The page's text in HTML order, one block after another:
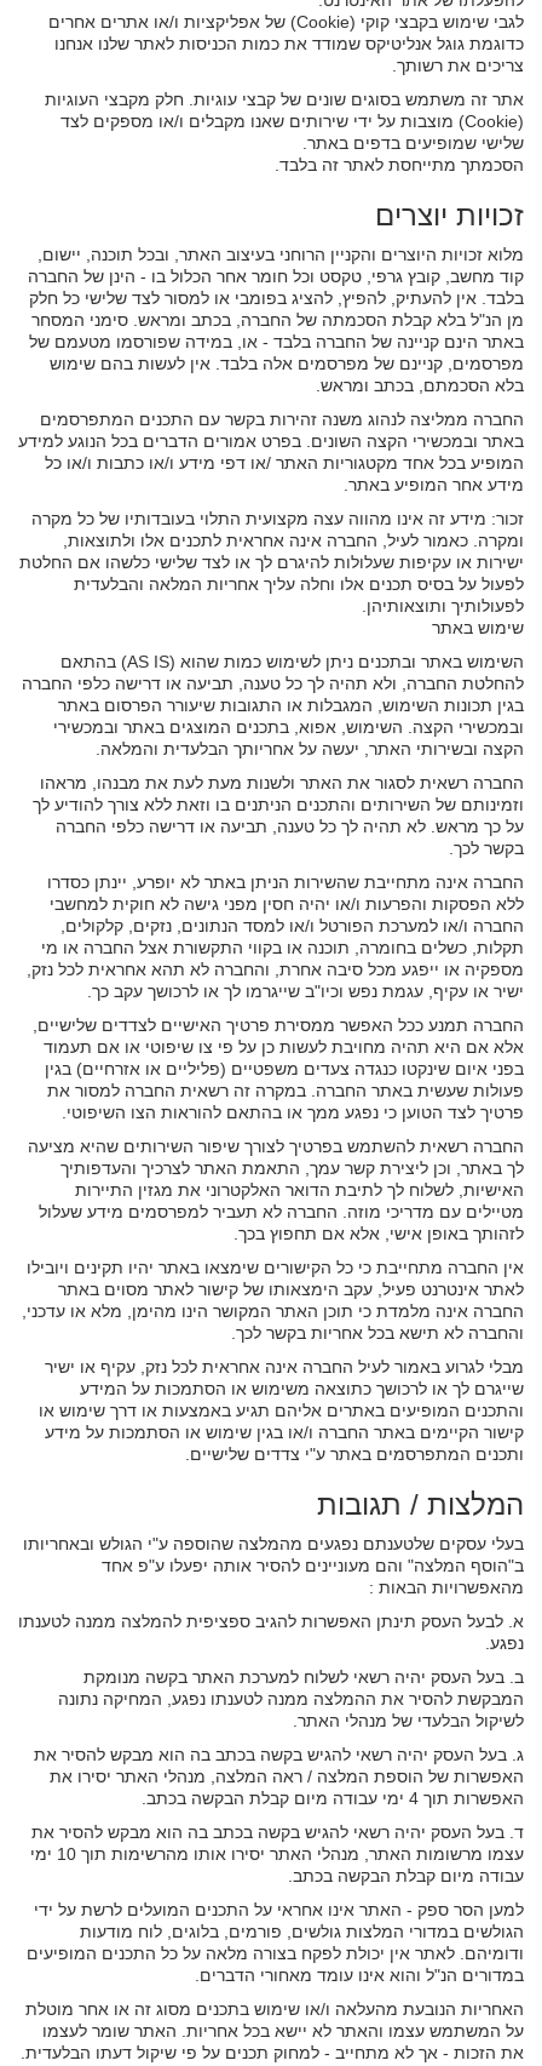
לגבי שימוש בקבצי קוקי (Cookie) של אפליקציות ו/או אתרים אחרים
כדוגמת גוגל אנליטיקס שמודד את כמות הכניסות לאתר שלנו אנחנו
צריכים את רשותך.
אתר זה משתמש בסוגים שונים של קבצי עוגיות. חלק מקבצי העוגיות
(Cookie) מוצבות על ידי שירותים שאנו מקבלים ו/או מספקים לצד
שלישי שמופיעים בדפים באתר.
הסכמתך מתייחסת לאתר זה בלבד.
זכויות יוצרים
מלוא זכויות היוצרים והקניין הרוחני בעיצוב האתר, ובכל תוכנה, יישום,
קוד מחשב, קובץ גרפי, טקסט וכל חומר אחר הכלול בו - הינן של החברה
בלבד. אין להעתיק, להפיץ, להציג בפומבי או למסור לצד שלישי כל חלק
מן הנ"ל בלא קבלת הסכמתה של החברה, בכתב ומראש. סימני המסחר
באתר הינם קניינה של החברה בלבד - או, במידה שפורסמו מטעמם של
מפרסמים, קניינם של מפרסמים אלה בלבד. אין לעשות בהם שימוש
בלא הסכמתם, בכתב ומראש.
החברה ממליצה לנהוג משנה זהירות בקשר עם התכנים המתפרסמים
באתר ובמכשירי הקצה השונים. בפרט אמורים הדברים בכל הנוגע למידע
המופיע בכל אחד מקטגוריות האתר /או דפי מידע ו/או כתבות ו/או כל
מידע אחר המופיע באתר.
זכור: מידע זה אינו מהווה עצה מקצועית התלוי בעובדותיו של כל מקרה
ומקרה. כאמור לעיל, החברה אינה אחראית לתכנים אלו ולתוצאות,
ישירות או עקיפות שעלולות להיגרם לך או לצד שלישי כלשהו אם החלטת
לפעול על בסיס תכנים אלו וחלה עליך אחריות המלאה והבלעדית
לפעולותיך ותוצאותיהן.
שימוש באתר
השימוש באתר ובתכנים ניתן לשימוש כמות שהוא (AS IS) בהתאם
להחלטת החברה, ולא תהיה לך כל טענה, תביעה או דרישה כלפי החברה
בגין תכונות השימוש, המגבלות או התגובות שיעורר הפרסום באתר
ובמכשירי הקצה. השימוש, אפוא, בתכנים המוצגים באתר ובמכשירי
הקצה ובשירותי האתר, יעשה על אחריותך הבלעדית והמלאה.
החברה רשאית לסגור את האתר ולשנות מעת לעת את מבנהו, מראהו
וזמינותם של השירותים והתכנים הניתנים בו וזאת ללא צורך להודיע לך
על כך מראש. לא תהיה לך כל טענה, תביעה או דרישה כלפי החברה
בקשר לכך.
החברה אינה מתחייבת שהשירות הניתן באתר לא יופרע, יינתן כסדרו
ללא הפסקות והפרעות ו/או יהיה חסין מפני גישה לא חוקית למחשבי
החברה ו/או למערכת הפורטל ו/או למסד הנתונים, נזקים, קלקולים,
תקלות, כשלים בחומרה, תוכנה או בקווי התקשורת אצל החברה או מי
מספקיה או ייפגע מכל סיבה אחרת, והחברה לא תהא אחראית לכל נזק,
ישיר או עקיף, עגמת נפש וכיו"ב שייגרמו לך או לרכושך עקב כך.
החברה תמנע ככל האפשר ממסירת פרטיך האישיים לצדדים שלישיים,
אלא אם היא תהיה מחויבת לעשות כן על פי צו שיפוטי או אם תעמוד
בפני איום שינקטו כנגדה צעדים משפטיים (פליליים או אזרחיים) בגין
פעולות שעשית באתר החברה. במקרה זה רשאית החברה למסור את
פרטיך לצד הטוען כי נפגע ממך או בהתאם להוראות הצו השיפוטי.
החברה רשאית להשתמש בפרטיך לצורך שיפור השירותים שהיא מציעה
לך באתר, וכן ליצירת קשר עמך, התאמת האתר לצרכיך והעדפותיך
האישיות, לשלוח לך לתיבת הדואר האלקטרוני את מגזין התיירות
מטיילים עם מדריכי מוזה. החברה לא תעביר למפרסמים מידע שעלול
לזהותך באופן אישי, אלא אם תחפוץ בכך.
אין החברה מתחייבת כי כל הקישורים שימצאו באתר יהיו תקינים ויובילו
לאתר אינטרנט פעיל, עקב הימצאותו של קישור לאתר מסוים באתר
החברה אינה מלמדת כי תוכן האתר המקושר הינו מהימן, מלא או עדכני,
והחברה לא תישא בכל אחריות בקשר לכך.
מבלי לגרוע באמור לעיל החברה אינה אחראית לכל נזק, עקיף או ישיר
שייגרם לך או לרכושך כתוצאה משימוש או הסתמכות על המידע
והתכנים המופיעים באתרים אליהם תגיע באמצעות או דרך שימוש או
קישור הקיימים באתר החברה ו/או בגין שימוש או הסתמכות על מידע
ותכנים המתפרסמים באתר ע"י צדדים שלישיים.
המלצות / תגובות
בעלי עסקים שלטענתם נפגעים מהמלצה שהוספה ע"י הגולש ובאחריותו
ב"הוסף המלצה" והם מעוניינים להסיר אותה יפעלו ע"פ אחד
מהאפשרויות הבאות :
א. לבעל העסק תינתן האפשרות להגיב ספציפית להמלצה ממנה לטענתו
נפגע.
ב. בעל העסק יהיה רשאי לשלוח למערכת האתר בקשה מנומקת
המבקשת להסיר את ההמלצה ממנה לטענתו נפגע, המחיקה נתונה
לשיקול הבלעדי של מנהלי האתר.
ג. בעל העסק יהיה רשאי להגיש בקשה בכתב בה הוא מבקש להסיר את
האפשרות של הוספת המלצה / ראה המלצה, מנהלי האתר יסירו את
האפשרות תוך 4 ימי עבודה מיום קבלת הבקשה בכתב.
ד. בעל העסק יהיה רשאי להגיש בקשה בכתב בה הוא מבקש להסיר את
עצמו מרשומות האתר, מנהלי האתר יסירו אותו מהרשימות תוך 10 ימי
עבודה מיום קבלת הבקשה בכתב.
למען הסר ספק - האתר אינו אחראי על התכנים המועלים לרשת על ידי
הגולשים במדורי המלצות גולשים, פורמים, בלוגים, לוח מודעות
ודומיהם. לאתר אין יכולת לפקח בצורה מלאה על כל התכנים המופיעים
במדורים הנ"ל והוא אינו עומד מאחורי הדברים.
האחריות הנובעת מהעלאה ו/או שימוש בתכנים מסוג זה או אחר מוטלת
על המשתמש עצמו והאתר לא יישא בכל אחריות. האתר שומר לעצמו
את הזכות - אך לא מתחייב - למחוק תכנים על פי שיקול דעתו הבלעדית.